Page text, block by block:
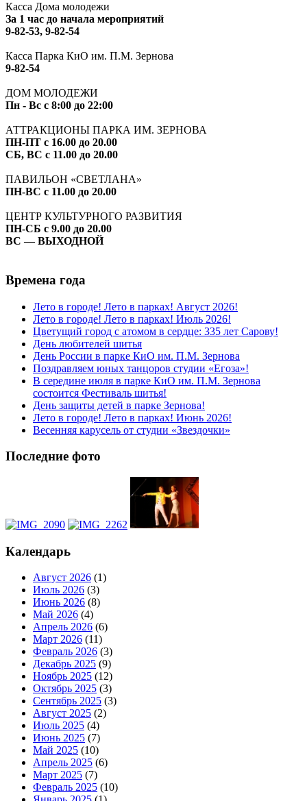
Касса Дома молодежи
За 1 час до начала мероприятий
9-82-53, 9-82-54
Касса Парка КиО им. П.М. Зернова
9-82-54
ДОМ МОЛОДЕЖИ
Пн - Вс с 8:00 до 22:00
АТТРАКЦИОНЫ ПАРКА ИМ. ЗЕРНОВА
ПН-ПТ с 16.00 до 20.00
СБ, ВС с 11.00 до 20.00
ПАВИЛЬОН «СВЕТЛАНА»
ПН-ВС с 11.00 до 20.00
ЦЕНТР КУЛЬТУРНОГО РАЗВИТИЯ
ПН-СБ с 9.00 до 20.00
ВС — ВЫХОДНОЙ
Времена года
Лето в городе! Лето в парках! Август 2026!
Лето в городе! Лето в парках! Июль 2026!
Цветущий город с атомом в сердце: 335 лет Сарову!
День любителей шитья
День России в парке КиО им. П.М. Зернова
Поздравляем юных танцоров студии «Егоза»!
В середине июля в парке КиО им. П.М. Зернова
состоится Фестиваль шитья!
День защиты детей в парке Зернова!
Лето в городе! Лето в парках! Июнь 2026!
Весенняя карусель от студии «Звездочки»
Последние фото
Календарь
Август 2026 (1)
Июль 2026 (3)
Июнь 2026 (8)
Май 2026 (4)
Апрель 2026 (6)
Март 2026 (11)
Февраль 2026 (3)
Декабрь 2025 (9)
Ноябрь 2025 (12)
Октябрь 2025 (3)
Сентябрь 2025 (3)
Август 2025 (2)
Июль 2025 (4)
Июнь 2025 (7)
Май 2025 (10)
Апрель 2025 (6)
Март 2025 (7)
Февраль 2025 (10)